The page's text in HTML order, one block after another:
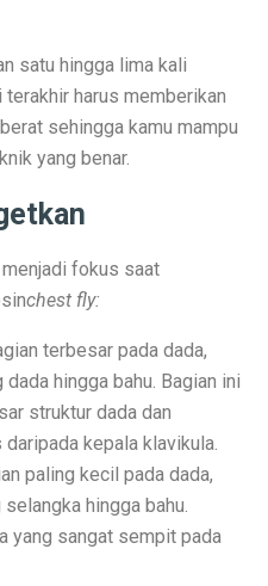
Pertama di Indonesia,
S25 FE, 3 HP Kamera
Kaya Pertama Dunia dengan
Spek Gahar Harga Terjangkau di
5G: Gaming Murah dengan
Y28, Y03t, dan X100: HP
17 Mulai Oktober–November 2025
SMA Lengkap dengan
Punya Interpreter AI di Telinga
Jadi Smartphone Turnamen
10 Oktober 2025, Hadirkan Tokoh
satu hingga lima kali
harus memberikan
sehingga kamu mampu
yang benar.
fokus saat
chest fly:
terbesar pada dada,
hingga bahu. Bagian ini
struktur dada dan
kepala klavikula.
paling kecil pada dada,
hingga bahu.
yang sangat sempit pada